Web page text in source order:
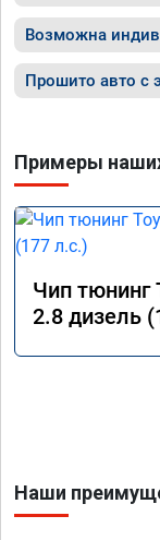
Возможна
Прошито авто с
Примеры
Чип тюнинг
2.8 дизель
Наши